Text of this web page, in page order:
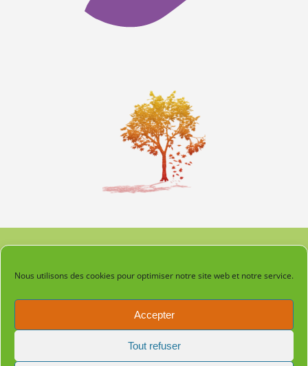
Nous utilisons des cookies pour optimiser notre site web et notre service.
Accepter
Tout refuser
Accueil
Laëtitia : 06 83 51 98 22 – contact@laetitia-guerisseuse.fr